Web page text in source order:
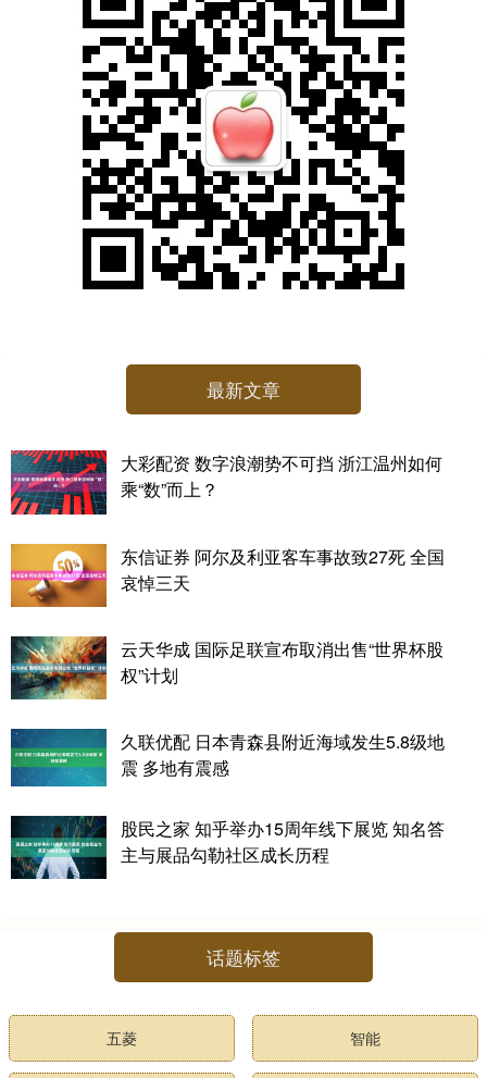
最新文章
大彩配资 数字浪潮势不可挡 浙江温州如何
乘“数”而上？
东信证券 阿尔及利亚客车事故致27死 全国
哀悼三天
云天华成 国际足联宣布取消出售“世界杯股
权”计划
久联优配 日本青森县附近海域发生5.8级地
震 多地有震感
股民之家 知乎举办15周年线下展览 知名答
主与展品勾勒社区成长历程
话题标签
五菱 智能